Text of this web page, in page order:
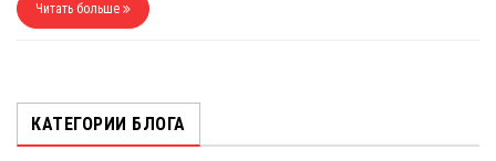
Читать больше
КАТЕГОРИИ БЛОГА